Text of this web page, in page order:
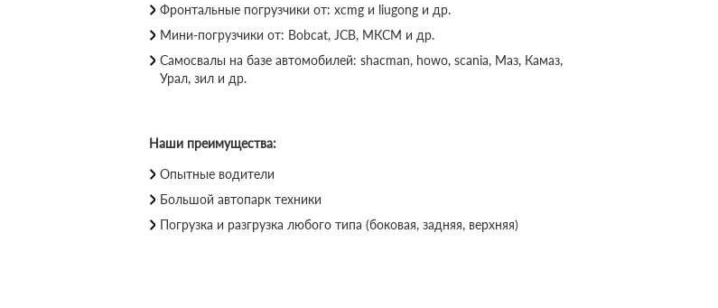
Фронтальные погрузчики от: xcmg и liugong и др.
Мини-погрузчики от: Bobcat, JCB, МКСМ и др.
Самосвалы на базе автомобилей: shacman, howo, scania, Маз, Камаз,
Урал, зил и др.
Наши преимущества:
Опытные водители
Большой автопарк техники
Погрузка и разгрузка любого типа (боковая, задняя, верхняя)